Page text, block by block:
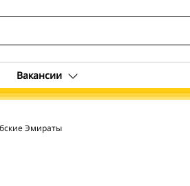
Вакансии
Эмираты